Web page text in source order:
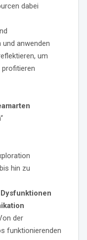
dabei
anwenden
um
profitieren
hin zu
der
funktionierenden